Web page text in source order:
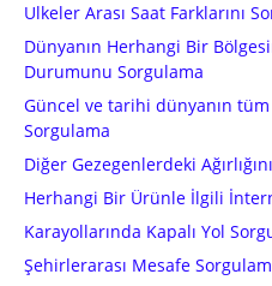
Ulkeler Arası Saat Farklarını
Dünyanın Herhangi Bir
Durumunu Sorgulama
Güncel ve tarihi dünyanın
Sorgulama
Diğer Gezegenlerdeki
Herhangi Bir Ürünle İlgili
Karayollarında Kapalı Yol
Şehirlerarası Mesafe